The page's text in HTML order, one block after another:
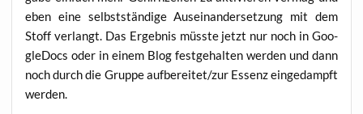
eben eine selbst­stän­di­ge Aus­ein­an­der­set­zung mit dem
Stoff ver­langt. Das Ergeb­nis müss­te jetzt nur noch in Goo­
g­le­Docs oder in einem Blog fest­ge­hal­ten wer­den und dann
noch durch die Grup­pe aufbereitet/zur Essenz ein­ge­dampft
werden.